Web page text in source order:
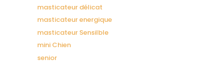
masticateur délicat
masticateur energique
masticateur Sensilble
mini Chien
senior